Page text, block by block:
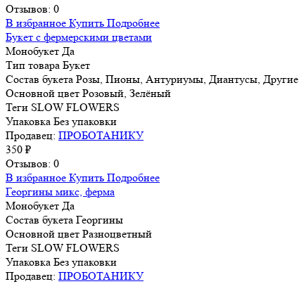
Отзывов: 0
В избранное Купить Подробнее
Букет с фермерскими цветами
Монобукет Да
Тип товара Букет
Состав букета Розы, Пионы, Антуриумы, Диантусы, Другие
Основной цвет Розовый, Зелёный
Теги SLOW FLOWERS
Упаковка Без упаковки
Продавец: ПРОБОТАНИКУ
350 ₽
Отзывов: 0
В избранное Купить Подробнее
Георгины микс, ферма
Монобукет Да
Состав букета Георгины
Основной цвет Разноцветный
Теги SLOW FLOWERS
Упаковка Без упаковки
Продавец: ПРОБОТАНИКУ